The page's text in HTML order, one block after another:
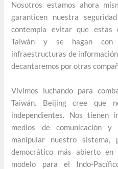
Nosotros estamos ahora
garanticen nuestra
contempla evitar que estas
Taiwán y se hagan con
infraestructuras de
decantaremos por otras
Vivimos luchando para
Taiwán. Beijing cree que
independientes. Nos tienen
medios de comunicación
manipular nuestro
democrático más abierto
modelo para el Indo-